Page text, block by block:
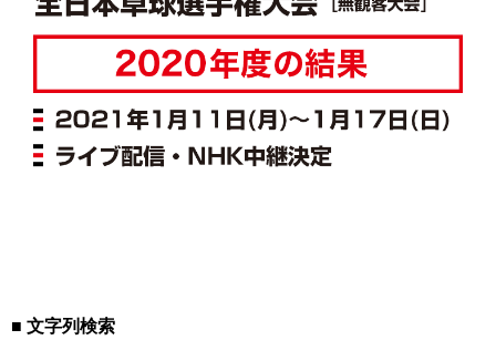
文字列検索